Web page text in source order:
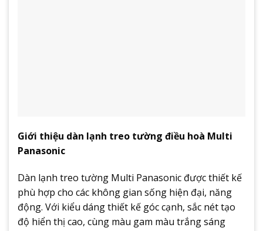
Giới thiệu dàn lạnh treo tường điều hoà Multi
Panasonic
Dàn lạnh treo tường Multi Panasonic được thiết kế
phù hợp cho các không gian sống hiện đại, năng
động. Với kiểu dáng thiết kế góc cạnh, sắc nét tạo
độ hiển thị cao, cùng màu gam màu trắng sáng